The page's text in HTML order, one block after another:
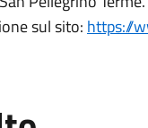
sul sito: https://